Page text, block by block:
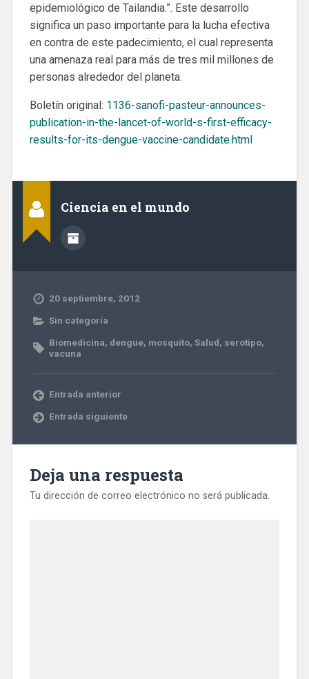
epidemiológico de Tailandia.”. Este desarrollo
significa un paso importante para la lucha efectiva
en contra de este padecimiento, el cual representa
una amenaza real para más de tres mil millones de
personas alrededor del planeta.
Boletín original: 1136-sanofi-pasteur-announces-
publication-in-the-lancet-of-world-s-first-efficacy-
results-for-its-dengue-vaccine-candidate.html
Ciencia en el mundo
20 septiembre, 2012
Sin categoría
Biomedicina, dengue, mosquito, Salud, serotipo,
vacuna
Entrada anterior
Entrada siguiente
Deja una respuesta
Tu dirección de correo electrónico no será publicada.